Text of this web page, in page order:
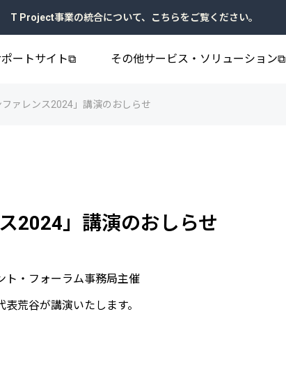
T Project事業の統合について、こちらをご覧ください。
ートサイト⧉ その他サービス・ソリューション⧉
ファレンス2024」講演のおしらせ
2024」講演のおしらせ
ト・フォーラム事務局主催
荒谷が講演いたします。